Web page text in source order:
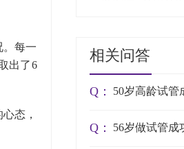
。每一
出了6
态，
相关问答
Q： 50岁高龄试管
Q： 56岁做试管成